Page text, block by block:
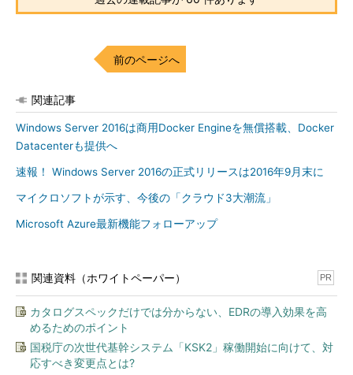
前のページへ
関連記事
Windows Server 2016は商用Docker Engineを無償搭載、Docker
Datacenterも提供へ
速報！ Windows Server 2016の正式リリースは2016年9月末に
マイクロソフトが示す、今後の「クラウド3大潮流」
Microsoft Azure最新機能フォローアップ
関連資料（ホワイトペーパー） PR
カタログスペックだけでは分からない、EDRの導入効果を高
めるためのポイント
国税庁の次世代基幹システム「KSK2」稼働開始に向けて、対
応すべき変更点とは?